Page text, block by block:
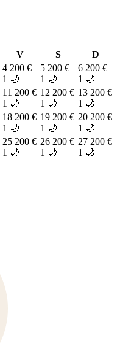
V S
D
4 200 €
1 🌙
5 200 €
1 🌙
6 200 €
1 🌙
11 200 €
1 🌙
12 200 €
1 🌙
13 200 €
1 🌙
18 200 €
1 🌙
19 200 €
1 🌙
20 200 €
1 🌙
25 200 €
1 🌙
26 200 €
1 🌙
27 200 €
1 🌙